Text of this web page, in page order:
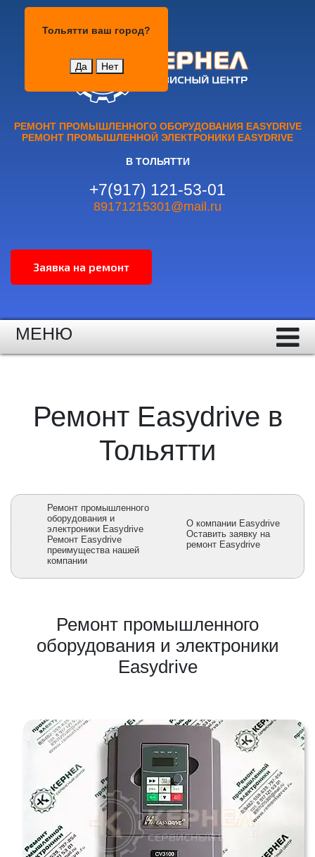
Тольятти ваш город?
Да Нет
РЕМОНТ ПРОМЫШЛЕННОГО ОБОРУДОВАНИЯ EASYDRIVE
РЕМОНТ ПРОМЫШЛЕННОЙ ЭЛЕКТРОНИКИ EASYDRIVE
В ТОЛЬЯТТИ
+7(917) 121-53-01
89171215301@mail.ru
МЕНЮ
Ремонт Easydrive в
Тольятти
Ремонт промышленного
оборудования и
электроники Easydrive
Ремонт Easydrive
преимущества нашей
компании
О компании Easydrive
Оставить заявку на
ремонт Easydrive
Ремонт промышленного
оборудования и электроники
Easydrive